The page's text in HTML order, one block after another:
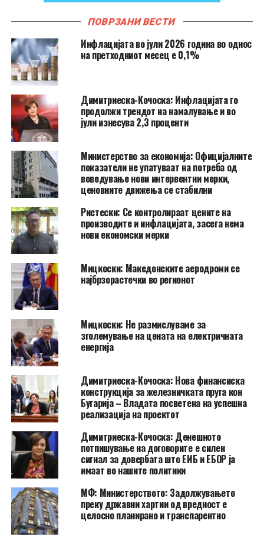
ПОВРЗАНИ ВЕСТИ
Инфлацијата во јули 2026 година во однос
на претходниот месец е 0,1%
Димитриеска-Кочоска: Инфлацијата го
продолжи трендот на намалување и во
јули изнесува 2,3 проценти
Министерство за економија: Официјалните
показатели не упатуваат на потреба од
воведување нови интервентни мерки,
ценовните движења се стабилни
Ристески: Се контролираат цените на
производите и инфлацијата, засега нема
нови економски мерки
Мицкоски: Македонските аеродроми се
најбрзорастечки во регионот
Мицкоски: Не размислуваме за
зголемување на цената на електричната
енергија
Димитриеска-Кочоска: Нова финансиска
конструкција за железничката пруга кон
Бугарија – Владата посветена на успешна
реализација на проектот
Димитриеска-Кочоска: Денешното
потпишување на договорите е силен
сигнал за довербата што ЕИБ и ЕБОР ја
имаат во нашите политики
МФ: Министерството: Задолжувањето
преку државни хартии од вредност е
целосно планирано и транспарентно